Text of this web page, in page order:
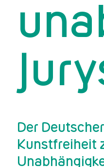
Der
Kunstfreiheit